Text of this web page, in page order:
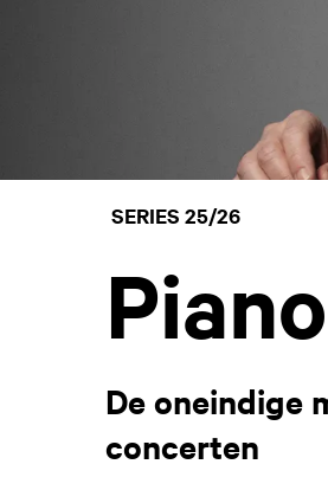
SERIES 25/26
De oneindige
concerten